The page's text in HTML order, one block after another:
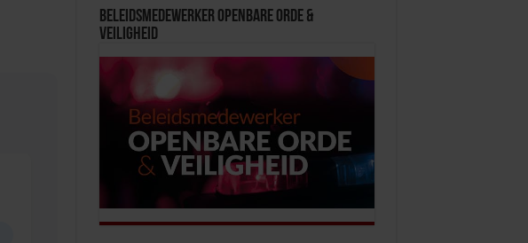
Beleidsmedewerker Openbare Orde &
Veiligheid